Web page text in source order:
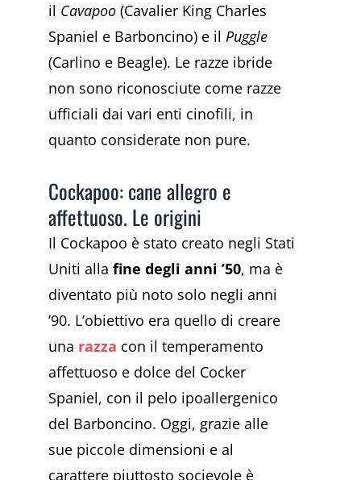
il Cavapoo (Cavalier King Charles
Spaniel e Barboncino) e il Puggle
(Carlino e Beagle). Le razze ibride
non sono riconosciute come razze
ufficiali dai vari enti cinofili, in
quanto considerate non pure.
Cockapoo: cane allegro e
affettuoso. Le origini
Il Cockapoo è stato creato negli Stati
Uniti alla fine degli anni ’50, ma è
diventato più noto solo negli anni
’90. L’obiettivo era quello di creare
una razza con il temperamento
affettuoso e dolce del Cocker
Spaniel, con il pelo ipoallergenico
del Barboncino. Oggi, grazie alle
sue piccole dimensioni e al
carattere piuttosto socievole è